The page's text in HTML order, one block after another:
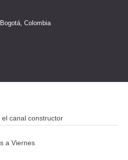
Colombia
canal constructor
a Viernes